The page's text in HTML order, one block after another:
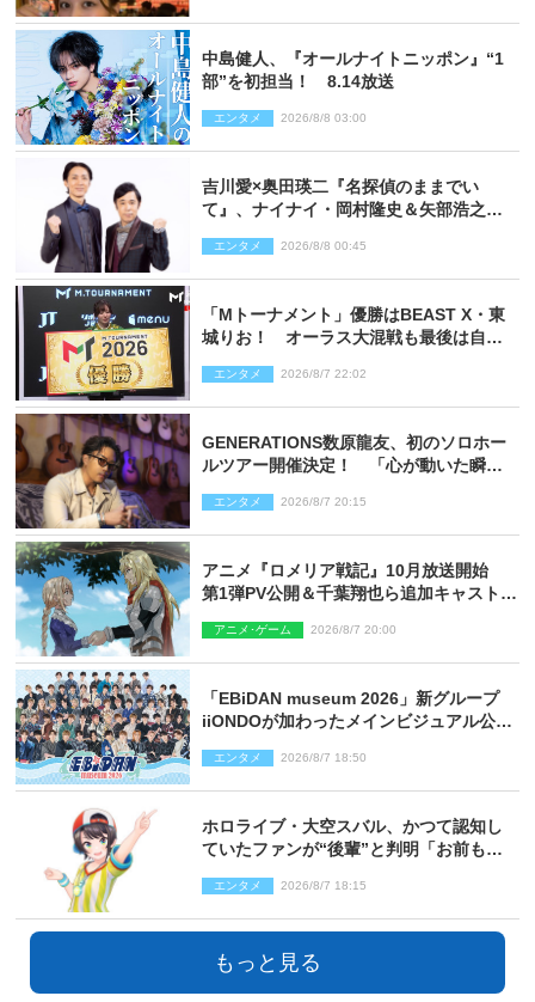
中島健人、『オールナイトニッポン』“1
部”を初担当！ 8.14放送
エンタメ 2026/8/8 03:00
吉川愛×奥田瑛二『名探偵のままでい
て』、ナイナイ・岡村隆史＆矢部浩之の
エンタメ 2026/8/8 00:45
「Mトーナメント」優勝はBEAST X・東
城りお！ オーラス大混戦も最後は自ら
エンタメ 2026/8/7 22:02
GENERATIONS数原龍友、初のソロホー
ルツアー開催決定！ 「心が動いた瞬間
エンタメ 2026/8/7 20:15
アニメ『ロメリア戦記』10月放送開始
第1弾PV公開＆千葉翔也ら追加キャスト4
アニメ･ゲーム 2026/8/7 20:00
「EBiDAN museum 2026」新グループ
iiONDOが加わったメインビジュアル公
エンタメ 2026/8/7 18:50
ホロライブ・大空スバル、かつて認知し
ていたファンが“後輩”と判明「お前もし
エンタメ 2026/8/7 18:15
もっと見る